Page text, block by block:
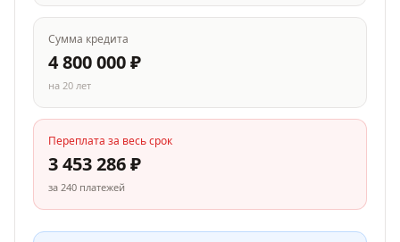
Сумма кредита
4 800 000₽
на 20 лет
Переплата за весь срок
3 453 286₽
за 240 платежей